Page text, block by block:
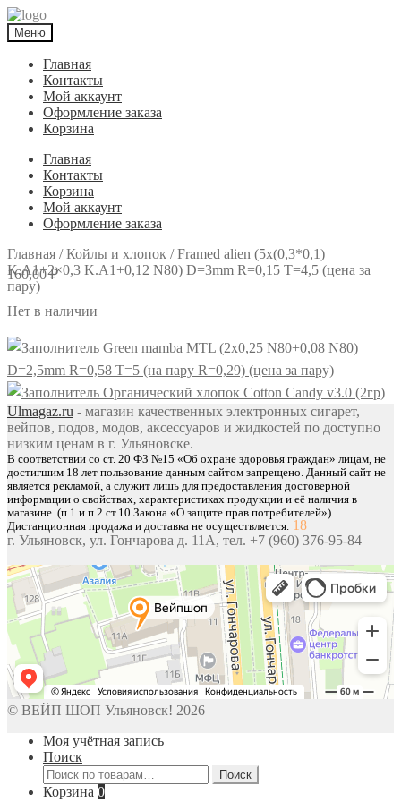
Меню
Главная
Контакты
Мой аккаунт
Оформление заказа
Корзина
Главная
Контакты
Корзина
Мой аккаунт
Оформление заказа
Главная /Койлы и хлопок /Framed alien (5x(0,3*0,1)
K.A1+2×0,3 K.A1+0,12 N80) D=3mm R=0,15 T=4,5 (цена за
пару)
160,00₽
Нет в наличии
Green mamba MTL (2x0,25 N80+0,08 N80)
D=2,5mm R=0,58 T=5 (на пару R=0,29) (цена за пару)
Органический хлопок Cotton Candy v3.0 (2гр)
Ulmagaz.ru - магазин качественных электронных сигарет,
вейпов, подов, модов, аксессуаров и жидкостей по доступно
низким ценам в г. Ульяновске.
В соответствии со ст. 20 ФЗ №15 «Об охране здоровья граждан» лицам, не
достигшим 18 лет пользование данным сайтом запрещено. Данный сайт не
является рекламой, а служит лишь для предоставления достоверной
информации о свойствах, характеристиках продукции и её наличия в
магазине. (п.1 и п.2 ст.10 Закона «О защите прав потребителей»).
Дистанционная продажа и доставка не осуществляется. 18+
г. Ульяновск, ул. Гончарова д. 11А, тел. +7 (960) 376-95-84
© ВЕЙП ШОП Ульяновск! 2026
Моя учётная запись
Поиск
Искать:
Поиск
Корзина 0